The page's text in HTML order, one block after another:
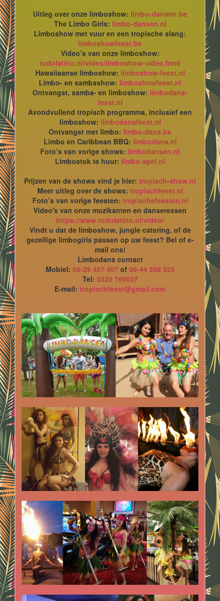
Uitleg over onze limboshow: limbo-dansen.be
The Limbo Girls: limbo-dansen.nl
Limboshow met vuur en een tropische slang:
limboshowfeest.be
Video’s van onze limboshow:
todolatino.nl/video/limboshow-video.html
Hawaiiaanse limboshow: limboshow-feest.nl
Limbo- en sambashow: limboshowfeest.nl
Ontvangst, samba- en limboshow: limbodans-
feest.nl
Avondvullend tropisch programma, inclusief een
limboshow: limbodansfeest.nl
Ontvangst met limbo: limbo-dans.be
Limbo en Caribbean BBQ: limbodans.nl
Foto’s van vorige shows: limbodansen.nl
Limbostok te huur: limbo-spel.nl
Prijzen van de shows vind je hier: tropisch-show.nl
Meer uitleg over de shows: tropischfeest.nl
Foto’s van vorige feesten: tropischefeesten.nl
Video's van onze muzikanten en danseressen
https://www.todolatino.nl/video/
Vindt u dat de limboshow, jungle catering, of de
gezellige limbogirls passen op uw feest? Bel of e-
mail ons!
Limbodans contact
Mobiel: 06-29 457 407of 06-44 508 525
Tel: 0320 769037
E-mail: tropischfeest@gmail.com